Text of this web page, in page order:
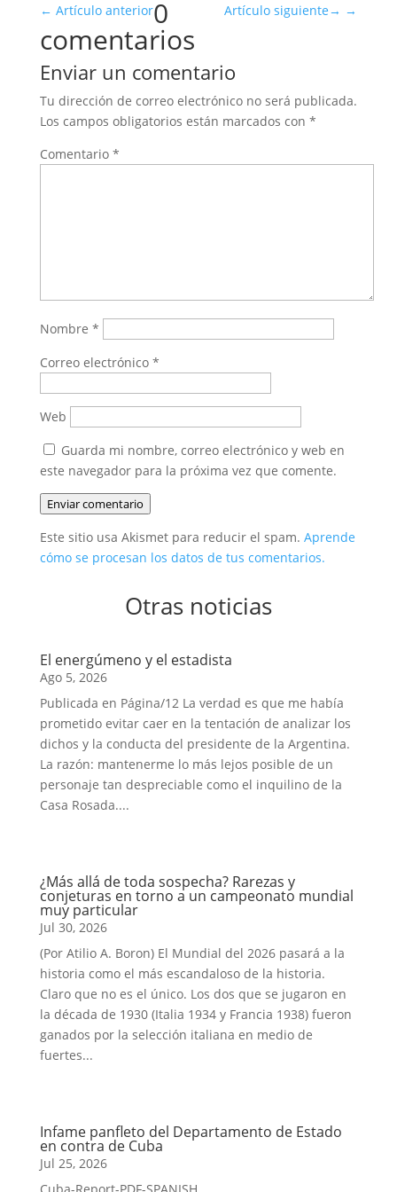
← Artículo anterior Artículo siguiente →
0
comentarios
Enviar un comentario
Tu dirección de correo electrónico no será publicada.
Los campos obligatorios están marcados con *
Comentario *
Nombre *
Correo electrónico *
Web
Guarda mi nombre, correo electrónico y web en
este navegador para la próxima vez que comente.
Enviar comentario
Este sitio usa Akismet para reducir el spam. Aprende
cómo se procesan los datos de tus comentarios.
Otras noticias
El energúmeno y el estadista
Ago 5, 2026
Publicada en Página/12 La verdad es que me había
prometido evitar caer en la tentación de analizar los
dichos y la conducta del presidente de la Argentina.
La razón: mantenerme lo más lejos posible de un
personaje tan despreciable como el inquilino de la
Casa Rosada....
¿Más allá de toda sospecha? Rarezas y
conjeturas en torno a un campeonato mundial
muy particular
Jul 30, 2026
(Por Atilio A. Boron) El Mundial del 2026 pasará a la
historia como el más escandaloso de la historia.
Claro que no es el único. Los dos que se jugaron en
la década de 1930 (Italia 1934 y Francia 1938) fueron
ganados por la selección italiana en medio de
fuertes...
Infame panfleto del Departamento de Estado
en contra de Cuba
Jul 25, 2026
Cuba-Report-PDF-SPANISH